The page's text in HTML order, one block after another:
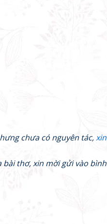
chưa có nguyên tác,xin
bài thơ, xin mời gửi vào bình